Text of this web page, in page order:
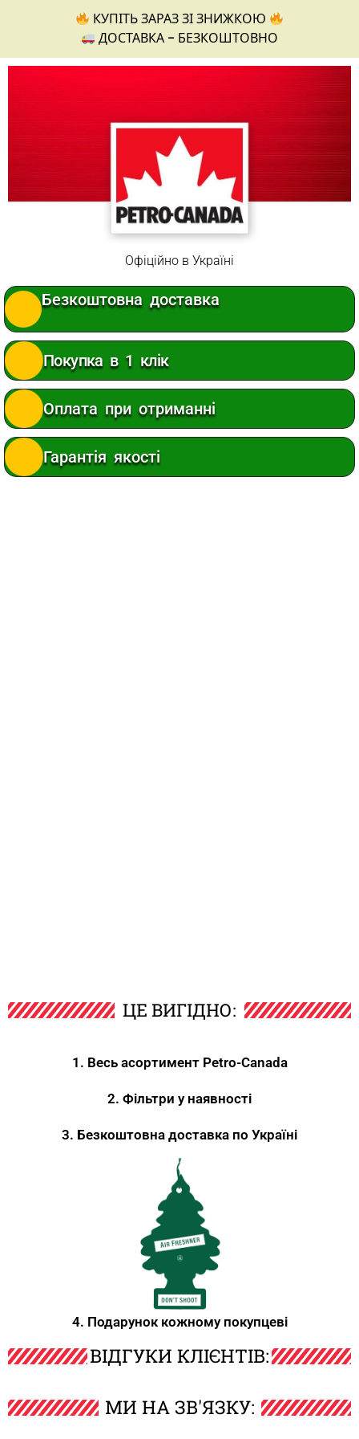
КУПІТЬ ЗАРАЗ ЗІ ЗНИЖКОЮ
ДОСТАВКА - БЕЗКОШТОВНО
Офіційно в Україні
Безкоштовна доставка
Покупка в 1 клік
Оплата при отриманні
Гарантія якості
ЦЕ ВИГІДНО:
1. Весь асортимент Petro-Canada
2. Фільтри у наявності
3. Безкоштовна доставка по Україні
4. Подарунок кожному покупцеві
ВІДГУКИ КЛІЄНТІВ:
МИ НА ЗВ'ЯЗКУ: